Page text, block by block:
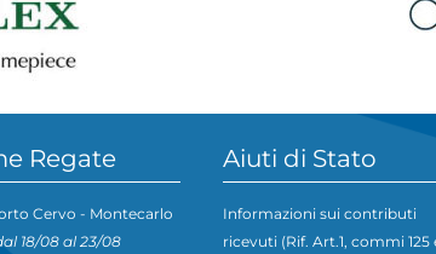
Regate
Cervo - Montecarlo
18/08 al 23/08
Aiuti di Stato
Informazioni sui contributi
ricevuti (Rif. Art.1, commi 125